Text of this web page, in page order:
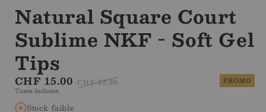
1
dans
la
modale
Natural Square Court
Sublime NKF - Soft Gel
Tips
Prix
en
CHF 15.00 Prix
CHF 35.90
PROMO
Taxes incluses.
Stock faible